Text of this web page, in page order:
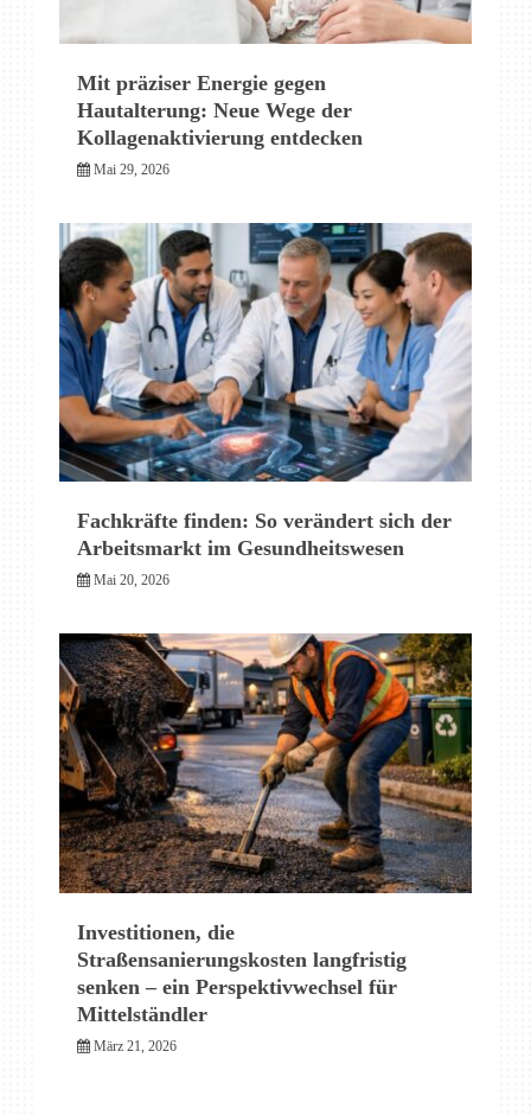
Mit präziser Energie gegen
Hautalterung: Neue Wege der
Kollagenaktivierung entdecken
Mai 29, 2026
Fachkräfte finden: So verändert sich der
Arbeitsmarkt im Gesundheitswesen
Mai 20, 2026
Investitionen, die
Straßensanierungskosten langfristig
senken – ein Perspektivwechsel für
Mittelständler
März 21, 2026